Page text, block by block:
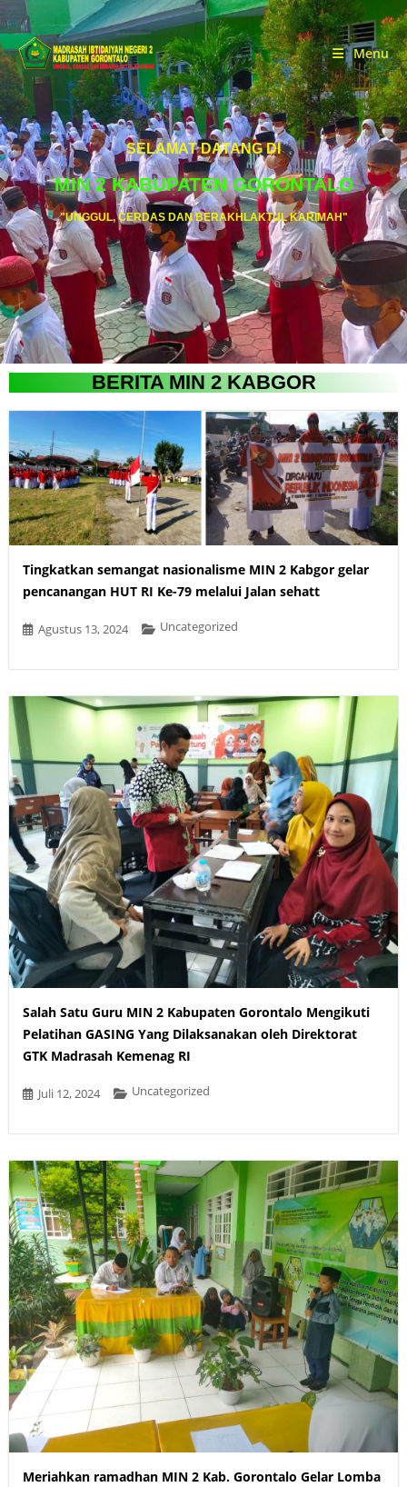
Menu
SELAMAT DATANG DI
MIN 2 KABUPATEN GORONTALO
"UNGGUL, CERDAS DAN BERAKHLAKTUL KARIMAH"
BERITA MIN 2 KABGOR
Tingkatkan semangat nasionalisme MIN 2 Kabgor gelar
pencanangan HUT RI Ke-79 melalui Jalan sehatt
Agustus 13, 2024 Uncategorized
Salah Satu Guru MIN 2 Kabupaten Gorontalo Mengikuti
Pelatihan GASING Yang Dilaksanakan oleh Direktorat
GTK Madrasah Kemenag RI
Juli 12, 2024 Uncategorized
Meriahkan ramadhan MIN 2 Kab. Gorontalo Gelar Lomba